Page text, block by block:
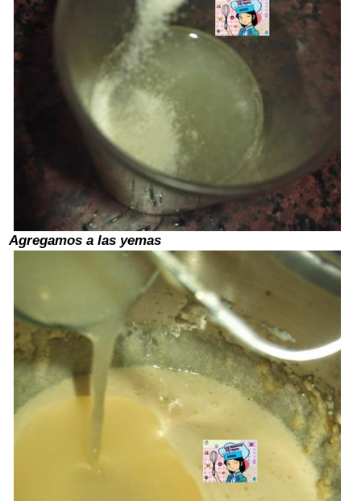
Agregamos a las yemas